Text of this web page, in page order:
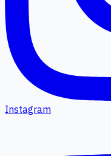
Instagram